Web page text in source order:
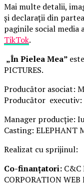
Mai multe detalii,
și declarații din
paginile social media
TikTok.
„În Pielea Mea”
PICTURES.
Producător asociat:
Producător executiv:
Manager producție:
Casting: ELEPHANT
Realizat cu sprijinul:
Co-finanțatori: C&C
CORPORATION